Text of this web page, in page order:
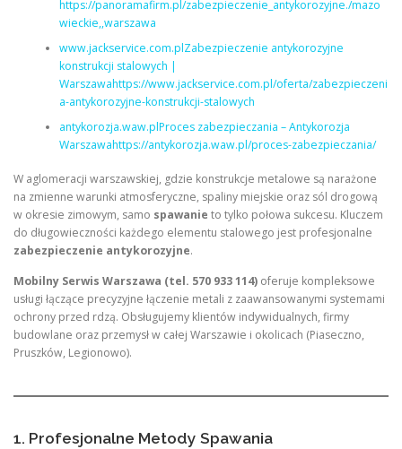
https://panoramafirm.pl/zabezpieczenie_antykorozyjne./mazo
wieckie,,warszawa
www.jackservice.com.plZabezpieczenie antykorozyjne
konstrukcji stalowych |
Warszawahttps://www.jackservice.com.pl/oferta/zabezpieczeni
a-antykorozyjne-konstrukcji-stalowych
antykorozja.waw.plProces zabezpieczania – Antykorozja
Warszawahttps://antykorozja.waw.pl/proces-zabezpieczania/
W aglomeracji warszawskiej, gdzie konstrukcje metalowe są narażone
na zmienne warunki atmosferyczne, spaliny miejskie oraz sól drogową
w okresie zimowym, samo spawanie to tylko połowa sukcesu. Kluczem
do długowieczności każdego elementu stalowego jest profesjonalne
zabezpieczenie antykorozyjne.
Mobilny Serwis Warszawa (tel. 570 933 114) oferuje kompleksowe
usługi łączące precyzyjne łączenie metali z zaawansowanymi systemami
ochrony przed rdzą. Obsługujemy klientów indywidualnych, firmy
budowlane oraz przemysł w całej Warszawie i okolicach (Piaseczno,
Pruszków, Legionowo).
1. Profesjonalne Metody Spawania